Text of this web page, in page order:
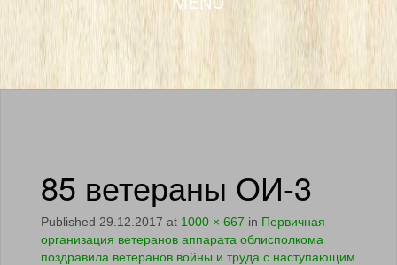
85 ветераны ОИ-3
Published 29.12.2017 at 1000 × 667 in Первичная
организация ветеранов аппарата облисполкома
поздравила ветеранов войны и труда с наступающим